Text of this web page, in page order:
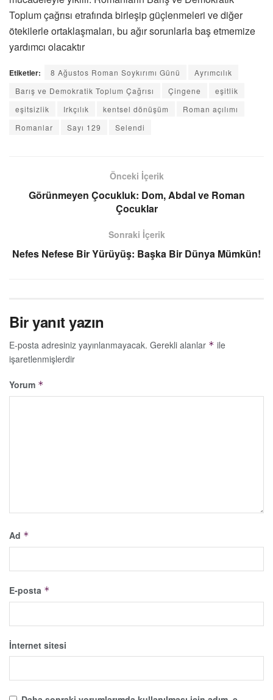
Toplum çağrısı etrafında birleşip güçlenmeleri ve diğer
ötekilerle ortaklaşmaları, bu ağır sorunlarla baş etmemize
yardımcı olacaktır
Etiketler: 8 Ağustos Roman Soykırımı Günü
Ayrımcılık
Barış ve Demokratik Toplum Çağrısı
Çingene
eşitlik
eşitsizlik
Irkçılık kentsel dönüşüm
Roman açılımı
Romanlar
Sayı 129 Selendi
Önceki İçerik
Görünmeyen Çocukluk: Dom, Abdal ve Roman
Çocuklar
Sonraki İçerik
Nefes Nefese Bir Yürüyüş: Başka Bir Dünya Mümkün!
Bir yanıt yazın
E-posta adresiniz yayınlanmayacak. Gerekli alanlar * ile
işaretlenmişlerdir
Yorum *
Ad *
E-posta *
İnternet sitesi